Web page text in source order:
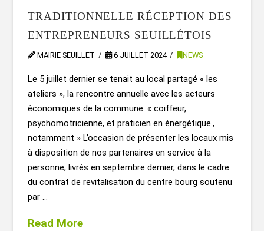
TRADITIONNELLE RÉCEPTION DES
ENTREPRENEURS SEUILLÉTOIS
MAIRIE SEUILLET 6 JUILLET 2024 NEWS
Le 5 juillet dernier se tenait au local partagé « les
ateliers », la rencontre annuelle avec les acteurs
économiques de la commune. « coiffeur,
psychomotricienne, et praticien en énergétique.,
notamment » L’occasion de présenter les locaux mis
à disposition de nos partenaires en service à la
personne, livrés en septembre dernier, dans le cadre
du contrat de revitalisation du centre bourg soutenu
par …
Read More